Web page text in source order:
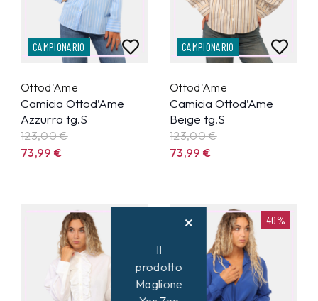
CAMPIONARIO
Ottod'Ame
Camicia Ottod’Ame
Azzurra tg.S
123,00 €
73,99€
CAMPIONARIO
Ottod'Ame
Camicia Ottod’Ame
Beige tg.S
123,00 €
73,99€
40%
Il
prodotto
Maglione